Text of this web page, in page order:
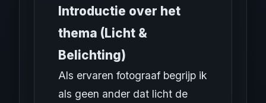
Introductie over het
thema (Licht &
Belichting)
Als ervaren fotograaf begrijp ik
als geen ander dat licht de